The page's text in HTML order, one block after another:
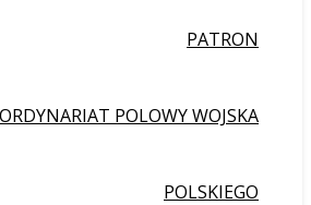
PATRON
ORDYNARIAT POLOWY WOJSKA
POLSKIEGO